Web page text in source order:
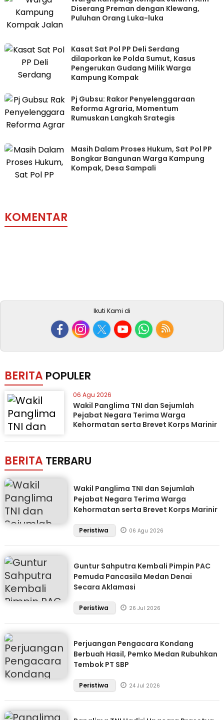
Diserang Preman dengan Klewang,
Puluhan Orang Luka-luka
Kasat Sat Pol PP Deli Serdang
dilaporkan ke Polda Sumut, Kasus
Pengerukan Gudang Milik Warga
Kampung Kompak
Pj Gubsu: Rakor Penyelenggaraan
Reforma Agraria, Momentum
Rumuskan Langkah Srategis
Masih Dalam Proses Hukum, Sat Pol PP
Bongkar Bangunan Warga Kampung
Kompak, Desa Sampali
KOMENTAR
Ikuti Kami di
BERITA POPULER
06 Agu 2026
Wakil Panglima TNI dan Sejumlah
Pejabat Negara Terima Warga
Kehormatan serta Brevet Korps Marinir
BERITA TERBARU
Wakil Panglima TNI dan Sejumlah
Pejabat Negara Terima Warga
Kehormatan serta Brevet Korps Marinir
Peristiwa 06 Agu 2026
Guntur Sahputra Kembali Pimpin PAC
Pemuda Pancasila Medan Denai
Secara Aklamasi
Peristiwa 26 Jul 2026
Perjuangan Pengacara Kondang
Berbuah Hasil, Pemko Medan Rubuhkan
Tembok PT SBP
Peristiwa 24 Jul 2026